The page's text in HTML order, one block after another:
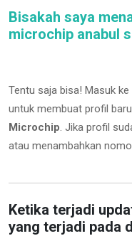
Bisakah saya
microchip anabul
Tentu saja bisa! Masuk ke
untuk membuat profil
Microchip. Jika profil
atau menambahkan
Ketika terjadi
yang terjadi pada